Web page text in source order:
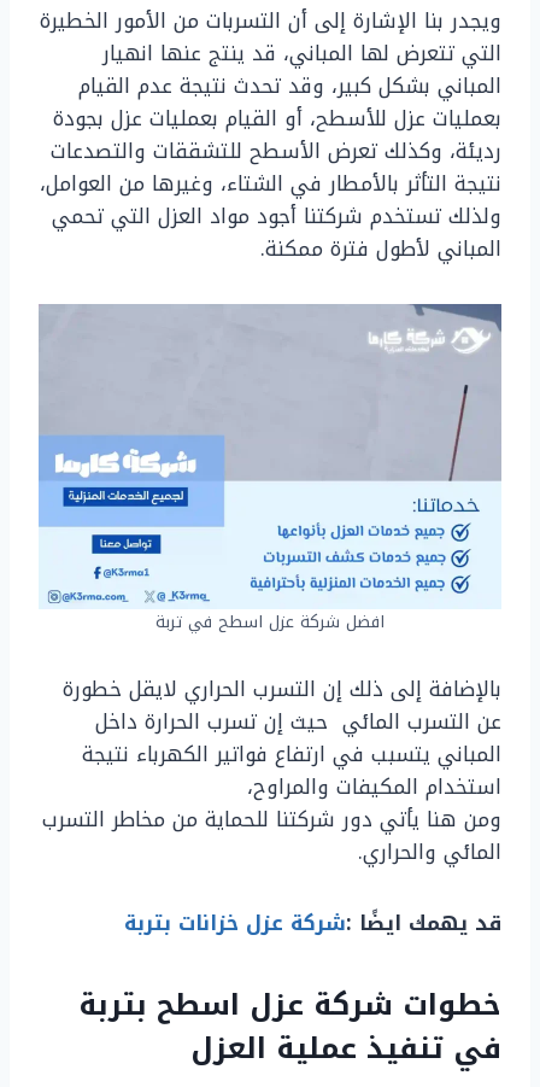
ويجدر بنا الإشارة إلى أن التسربات من الأمور الخطيرة
التي تتعرض لها المباني، قد ينتج عنها انهيار
المباني بشكل كبير، وقد تحدث نتيجة عدم القيام
بعمليات عزل للأسطح، أو القيام بعمليات عزل بجودة
رديئة، وكذلك تعرض الأسطح للتشققات والتصدعات
نتيجة التأثر بالأمطار في الشتاء، وغيرها من العوامل،
ولذلك تستخدم شركتنا أجود مواد العزل التي تحمي
المباني لأطول فترة ممكنة.
افضل شركة عزل اسطح في تربة
بالإضافة إلى ذلك إن التسرب الحراري لايقل خطورة
عن التسرب المائي حيث إن تسرب الحرارة داخل
المباني يتسبب في ارتفاع فواتير الكهرباء نتيجة
استخدام المكيفات والمراوح،
ومن هنا يأتي دور شركتنا للحماية من مخاطر التسرب
المائي والحراري.
قد يهمك ايضًا :شركة عزل خزانات بتربة
خطوات شركة عزل اسطح بتربة
في تنفيذ عملية العزل